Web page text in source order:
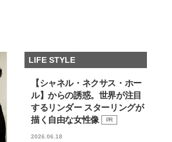
LIFE STYLE
【シャネル・ネクサス・ホー
ル】からの誘惑。世界が注目
するリンダー スターリングが
描く自由な女性像
PR
2026.06.18
【新世代J-POPグループ
aoen（アオエン）】自身がアーテ
先輩とは―― 新曲「青春インクレ
ディブル」リリース記念インタビ
ュー
LIFE STYLE
【イケメンCOMIC】hue-goメン
バー独占インタビュー②／金子玄